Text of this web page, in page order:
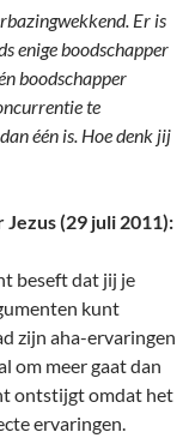
Er is
enige boodschapper
boodschapper
te
één is. Hoe denk jij
(29 juli 2011):
beseft dat jij je
kunt
zijn aha-ervaringen
om meer gaat dan
ontstijgt omdat het
ervaringen.